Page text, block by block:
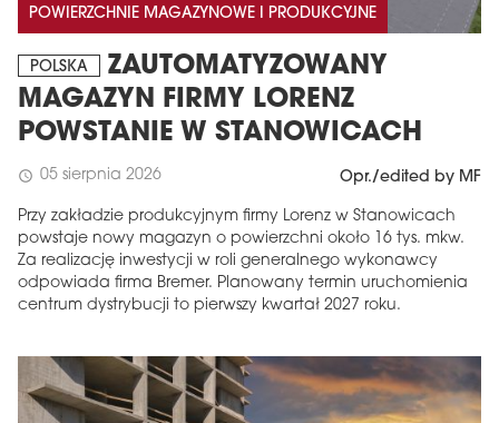
POWIERZCHNIE MAGAZYNOWE I PRODUKCYJNE
POLSKA
ZAUTOMATYZOWANY
MAGAZYN FIRMY LORENZ
POWSTANIE W STANOWICACH
schedule 05 sierpnia 2026 Opr./edited by MF
Przy zakładzie produkcyjnym firmy Lorenz w Stanowicach
powstaje nowy magazyn o powierzchni około 16 tys. mkw.
Za realizację inwestycji w roli generalnego wykonawcy
odpowiada firma Bremer. Planowany termin uruchomienia
centrum dystrybucji to pierwszy kwartał 2027 roku.